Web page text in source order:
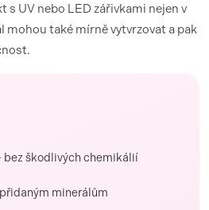
s UV nebo LED zářivkami nejen v
mohou také mírně vytvrzovat a pak
bez škodlivých chemikálií
minerálům